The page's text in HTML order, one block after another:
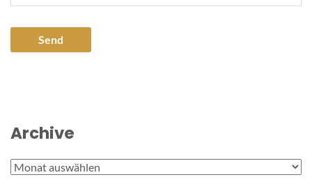
Archive
Archive